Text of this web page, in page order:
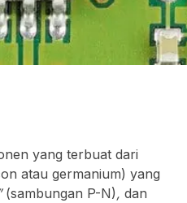
yang terbuat dari
atau germanium) yang
(sambungan P-N), dan